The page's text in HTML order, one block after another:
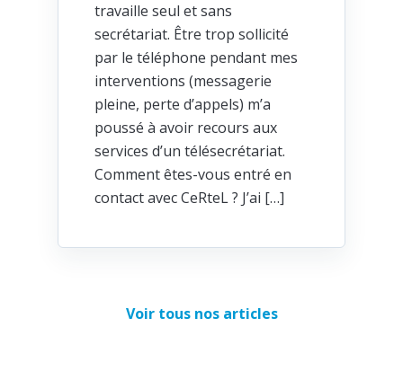
travaille seul et sans
secrétariat. Être trop sollicité
par le téléphone pendant mes
interventions (messagerie
pleine, perte d’appels) m’a
poussé à avoir recours aux
services d’un télésecrétariat.
Comment êtes-vous entré en
contact avec CeRteL ? J’ai […]
Voir tous nos articles